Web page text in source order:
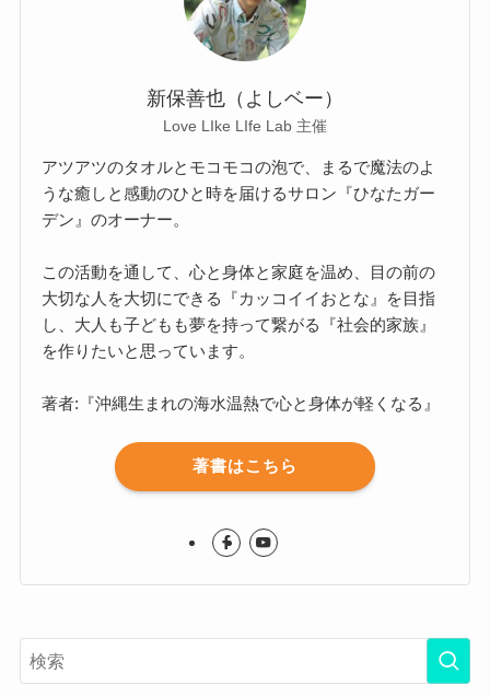
新保善也（よしベー）
Love LIke LIfe Lab 主催
アツアツのタオルとモコモコの泡で、まるで魔法のよ
うな癒しと感動のひと時を届けるサロン『ひなたガー
デン』のオーナー。
この活動を通して、心と身体と家庭を温め、目の前の
大切な人を大切にできる『カッコイイおとな』を目指
し、大人も子どもも夢を持って繋がる『社会的家族』
を作りたいと思っています。
著者:『沖縄生まれの海水温熱で心と身体が軽くなる』
著書はこちら